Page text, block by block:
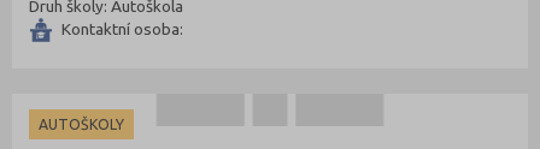
Druh školy: Autoškola
Kontaktní osoba:
AUTOŠKOLY